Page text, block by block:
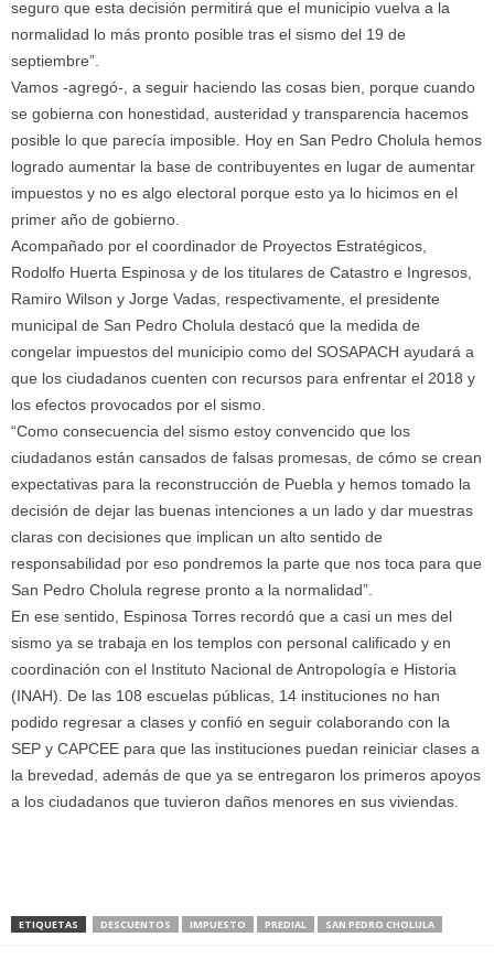
seguro que esta decisión permitirá que el municipio vuelva a la
normalidad lo más pronto posible tras el sismo del 19 de
septiembre”.
Vamos -agregó-, a seguir haciendo las cosas bien, porque cuando
se gobierna con honestidad, austeridad y transparencia hacemos
posible lo que parecía imposible. Hoy en San Pedro Cholula hemos
logrado aumentar la base de contribuyentes en lugar de aumentar
impuestos y no es algo electoral porque esto ya lo hicimos en el
primer año de gobierno.
Acompañado por el coordinador de Proyectos Estratégicos,
Rodolfo Huerta Espinosa y de los titulares de Catastro e Ingresos,
Ramiro Wilson y Jorge Vadas, respectivamente, el presidente
municipal de San Pedro Cholula destacó que la medida de
congelar impuestos del municipio como del SOSAPACH ayudará a
que los ciudadanos cuenten con recursos para enfrentar el 2018 y
los efectos provocados por el sismo.
“Como consecuencia del sismo estoy convencido que los
ciudadanos están cansados de falsas promesas, de cómo se crean
expectativas para la reconstrucción de Puebla y hemos tomado la
decisión de dejar las buenas intenciones a un lado y dar muestras
claras con decisiones que implican un alto sentido de
responsabilidad por eso pondremos la parte que nos toca para que
San Pedro Cholula regrese pronto a la normalidad”.
En ese sentido, Espinosa Torres recordó que a casi un mes del
sismo ya se trabaja en los templos con personal calificado y en
coordinación con el Instituto Nacional de Antropología e Historia
(INAH). De las 108 escuelas públicas, 14 instituciones no han
podido regresar a clases y confió en seguir colaborando con la
SEP y CAPCEE para que las instituciones puedan reiniciar clases a
la brevedad, además de que ya se entregaron los primeros apoyos
a los ciudadanos que tuvieron daños menores en sus viviendas.
ETIQUETAS DESCUENTOS IMPUESTO PREDIAL SAN PEDRO CHOLULA